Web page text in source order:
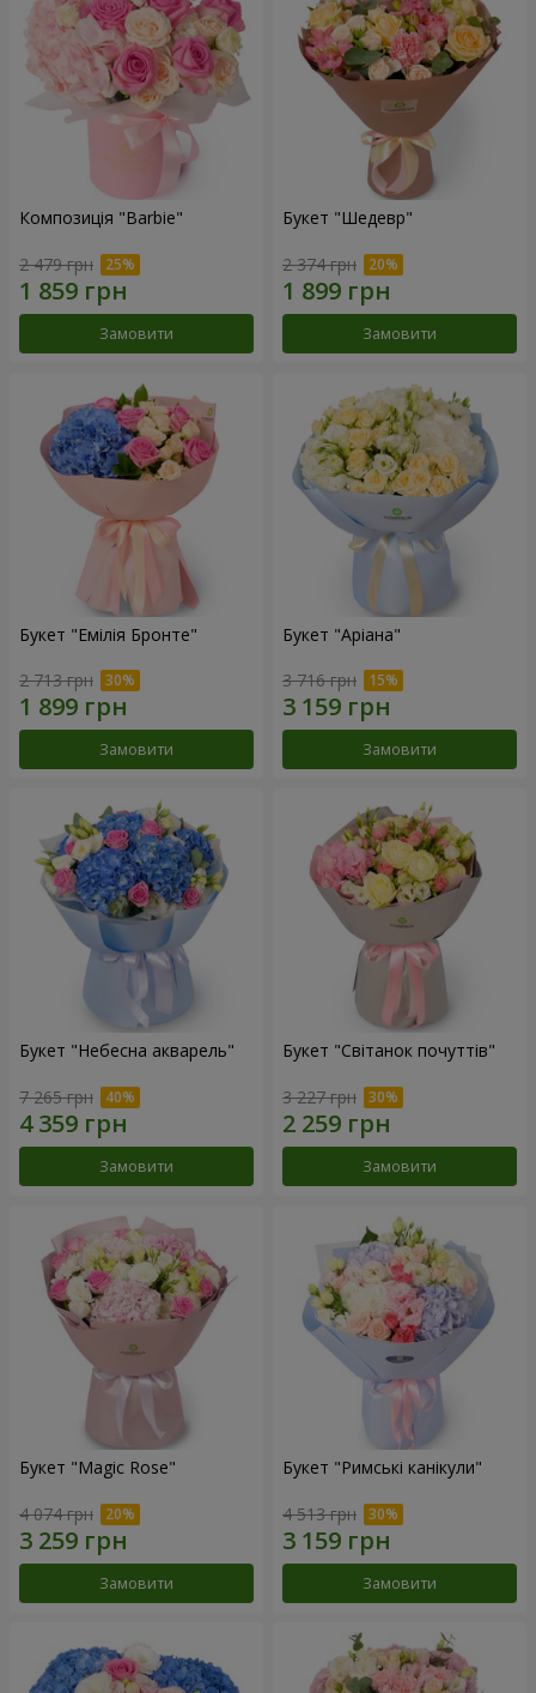
Композиція "Barbie"
2 479 грн
Замовити
Букет "Шедевр"
2 374 грн
Замовити
Букет "Емілія Бронте"
2 713 грн
Замовити
Букет "Аріана"
3 716 грн
Замовити
Букет "Небесна акварель"
7 265 грн
Замовити
Букет "Світанок почуттів"
3 227 грн
Замовити
Букет "Magic Rose"
4 074 грн
Замовити
Букет "Римські канікули"
4 513 грн
Замовити